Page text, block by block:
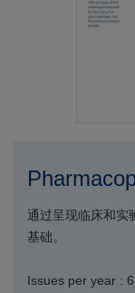
通过呈现临床和实
基础。
Issues per year : 6